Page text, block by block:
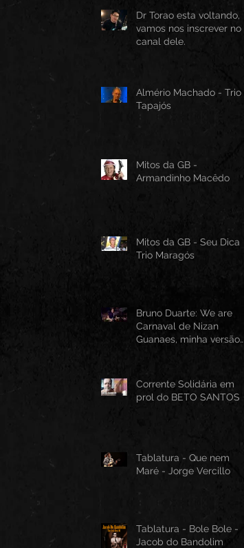
Dr Torao esta voltando,
vamos nos inscrever no
canal dele.
Almério Machado - Trio
Tapajós
Mitos da GB -
Armandinho Macêdo
Mitos da GB - Seu Dica -
Trio Maragós
Bruno Duarte: We are
Carnaval de Nizan
Guanaes, minha versão
Corrente Solidária em
prol do BETO SANTOS
Tablatura - Que nem
Maré - Jorge Vercillo
Tablatura - Bole Bole -
Jacob do Bandolim